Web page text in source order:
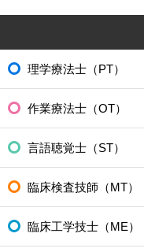
理学療法士（PT）
作業療法士（OT）
言語聴覚士（ST）
臨床検査技師（MT）
臨床工学技士（ME）